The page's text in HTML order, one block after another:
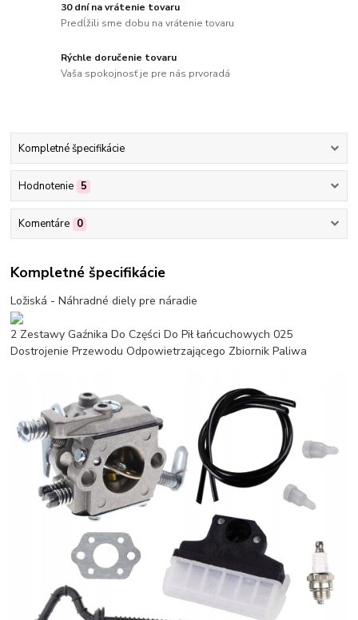
30 dní na vrátenie tovaru
Predĺžili sme dobu na vrátenie tovaru
Rýchle doručenie tovaru
Vaša spokojnosť je pre nás prvoradá
Kompletné špecifikácie
Hodnotenie 5
Komentáre 0
Kompletné špecifikácie
Ložiská - Náhradné diely pre náradie
2 Zestawy Gaźnika Do Części Do Pił łańcuchowych 025
Dostrojenie Przewodu Odpowietrzającego Zbiornik Paliwa